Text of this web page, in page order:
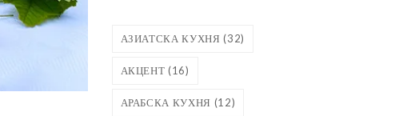
АЗИАТСКА КУХНЯ (32)
АКЦЕНТ (16)
АРАБСКА КУХНЯ (12)